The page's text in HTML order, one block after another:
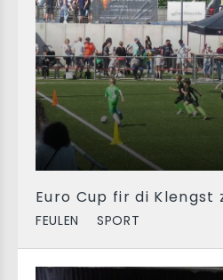
Euro Cup fir di Klengst
FEULEN SPORT